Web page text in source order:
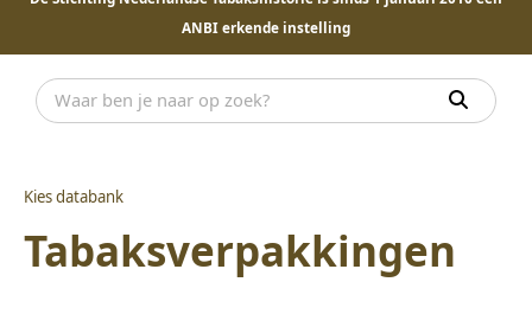
ANBI erkende instelling
Kies databank
Tabaksverpakkingen